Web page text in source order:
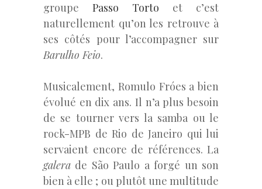
groupe Passo Torto et c’est
naturellement qu’on les retrouve à
ses côtés pour l’accompagner sur
Barulho Feio.
Musicalement, Romulo Fróes a bien
évolué en dix ans. Il n’a plus besoin
de se tourner vers la samba ou le
rock-MPB de Rio de Janeiro qui lui
servaient encore de références. La
galera de São Paulo a forgé un son
bien à elle ; ou plutôt une multitude